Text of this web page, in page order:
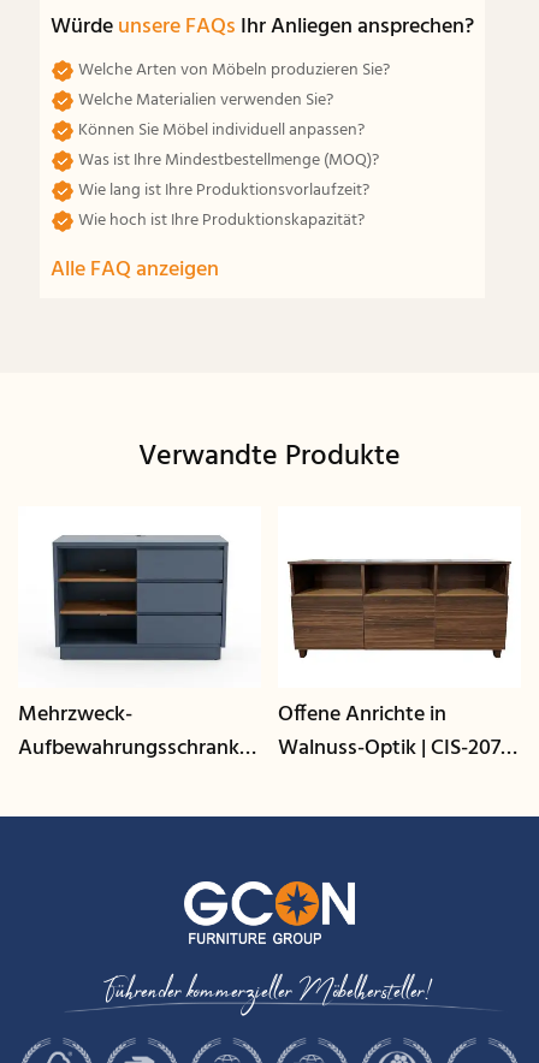
Würdeunsere FAQs Ihr Anliegen ansprechen?
Welche Arten von Möbeln produzieren Sie?
Welche Materialien verwenden Sie?
Können Sie Möbel individuell anpassen?
Was ist Ihre Mindestbestellmenge (MOQ)?
Wie lang ist Ihre Produktionsvorlaufzeit?
Wie hoch ist Ihre Produktionskapazität?
Alle FAQ anzeigen
Verwandte Produkte
Mehrzweck-
Aufbewahrungsschrank
CIS-25-L - GCON
Offene Anrichte in
Walnuss-Optik | CIS-207 -
Führender kommerzieller Möbelhersteller!